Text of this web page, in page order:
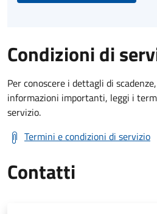
Condizioni di
Per conoscere i dettagli di
informazioni importanti, leggi i
servizio.
Termini e condizioni di servizio
Contatti